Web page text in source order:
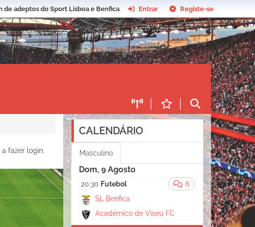
de adeptos do Sport Lisboa e Benfica. Entrar Registe-se
fazer login.
CALENDÁRIO
Masculino
Dom, 9 Agosto
6
20:30 Futebol
SL Benfica
Académico de Viseu FC